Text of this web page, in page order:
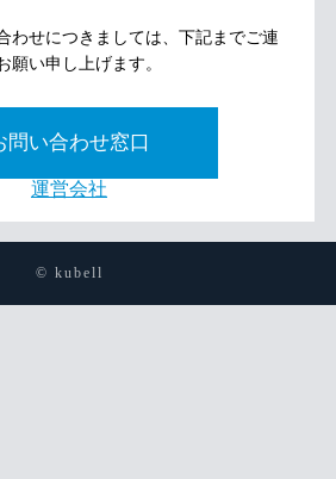
わせにつきましては、下記までご連
願い申し上げます。
問い合わせ窓口
運営会社
© kubell